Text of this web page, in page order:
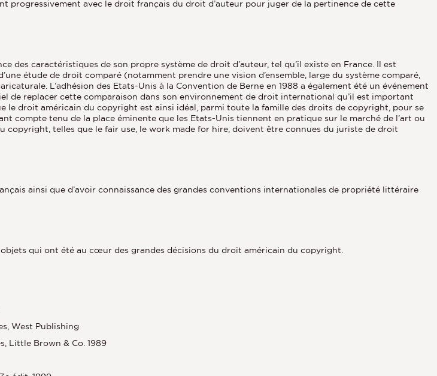
progressivement avec le droit français du droit d’auteur pour juger de la pertinence de cette
caractéristiques de son propre système de droit d’auteur, tel qu’il existe en France. Il est
étude de droit comparé (notamment prendre une vision d’ensemble, large du système comparé,
L’adhésion des Etats-Unis à la Convention de Berne en 1988 a également été un événement
de replacer cette comparaison dans son environnement de droit international qu’il est important
droit américain du copyright est ainsi idéal, parmi toute la famille des droits de copyright, pour se
compte tenu de la place éminente que les Etats-Unis tiennent en pratique sur le marché de l’art ou
copyright, telles que le fair use, le work made for hire, doivent être connues du juriste de droit
ainsi que d’avoir connaissance des grandes conventions internationales de propriété littéraire
qui ont été au cœur des grandes décisions du droit américain du copyright.
West Publishing
Little Brown & Co. 1989